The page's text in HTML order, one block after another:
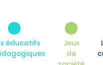
éducatifs
Jeux
de